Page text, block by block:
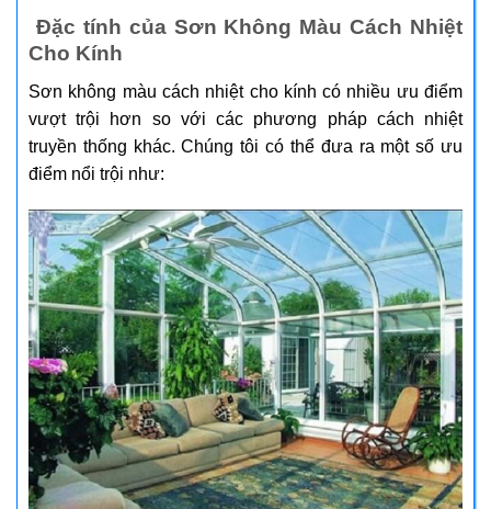
Đặc tính của Sơn Không Màu Cách Nhiệt
Cho Kính
Sơn không màu cách nhiệt cho kính có nhiều ưu điểm
vượt trội hơn so với các phương pháp cách nhiệt
truyền thống khác. Chúng tôi có thể đưa ra một số ưu
điểm nổi trội như: